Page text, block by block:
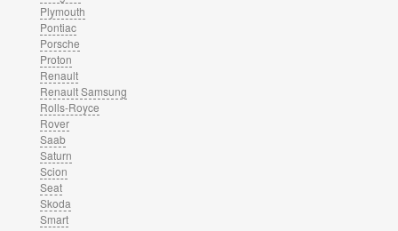
Plymouth
Pontiac
Porsche
Proton
Renault
Renault Samsung
Rolls-Royce
Rover
Saab
Saturn
Scion
Seat
Skoda
Smart